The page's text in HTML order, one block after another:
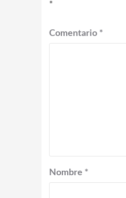
*
Comentario *
Nombre *